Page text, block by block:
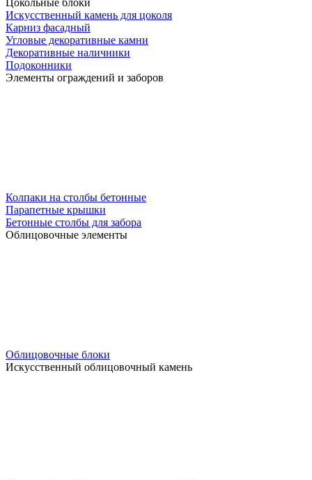
Цокольные блоки
Искусственный камень для цоколя
Карниз фасадный
Угловые декоративные камни
Декоративные наличники
Подоконники
Элементы ограждений и заборов
Колпаки на столбы бетонные
Парапетные крышки
Бетонные столбы для забора
Облицовочные элементы
Облицовочные блоки
Искусственный облицовочный камень